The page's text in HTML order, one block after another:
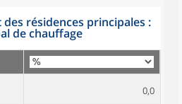
des résidences principales :
de chauffage
0,0